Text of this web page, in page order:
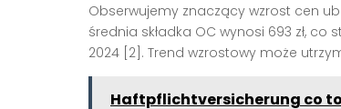
Obserwujemy znaczący wzrost cen
średnia składka OC wynosi 693 zł,
2024 [2]. Trend wzrostowy może
Haftpflichtversicherung co